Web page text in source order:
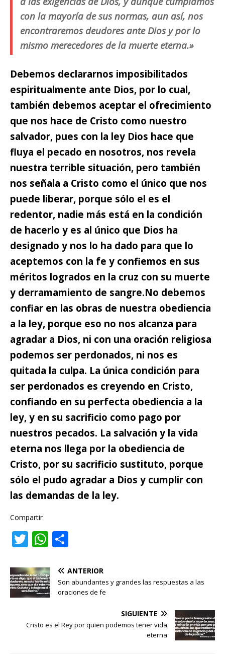
con la mayoría de sus normas, aun así, nos
encontraremos deudores ante Dios y por lo
mismo merecedores de la muerte eterna.»
Debemos declararnos imposibilitados
espiritualmente ante Dios, por lo cual,
también debemos aceptar el ofrecimiento
que nos hace de Cristo como nuestro
salvador, pues con la ley Dios hace que
fluya el pecado en nosotros, nos revela
nuestra terrible situación, pero también
nos señala a Cristo como el único que nos
puede liberar, porque sólo el es el
redentor, nadie más está en la condición
de hacerlo y es al único que Dios ha
designado y nos lo ha dado para que lo
aceptemos con la fe y confiemos en sus
méritos logrados en la cruz con su muerte
y derramamiento de sangre.No debemos
confiar en las obras de nuestra obediencia
a la ley, porque eso no nos alcanza para
agradar a Dios, ni con una oración religiosa
podemos ser perdonados, ni nos es
quitada la culpa. La única condición para
ser perdonados es creyendo en Cristo,
confiando en su perfecta obediencia a la
ley, y en su sacrificio como pago por
nuestros pecados. La salvación y la vida
eterna nos llega por la obediencia de
Cristo, por su sacrificio sustituto, porque
sólo el pudo agradar a Dios y cumplir con
las demandas de la ley.
Compartir
T
it
te
r
W
at
s
A
p
m
p
ti
r
ANTERIOR
Son abundantes y grandes las respuestas a las
oraciones de fe
SIGUIENTE
Cristo es el Rey por quien podemos tener vida
eterna